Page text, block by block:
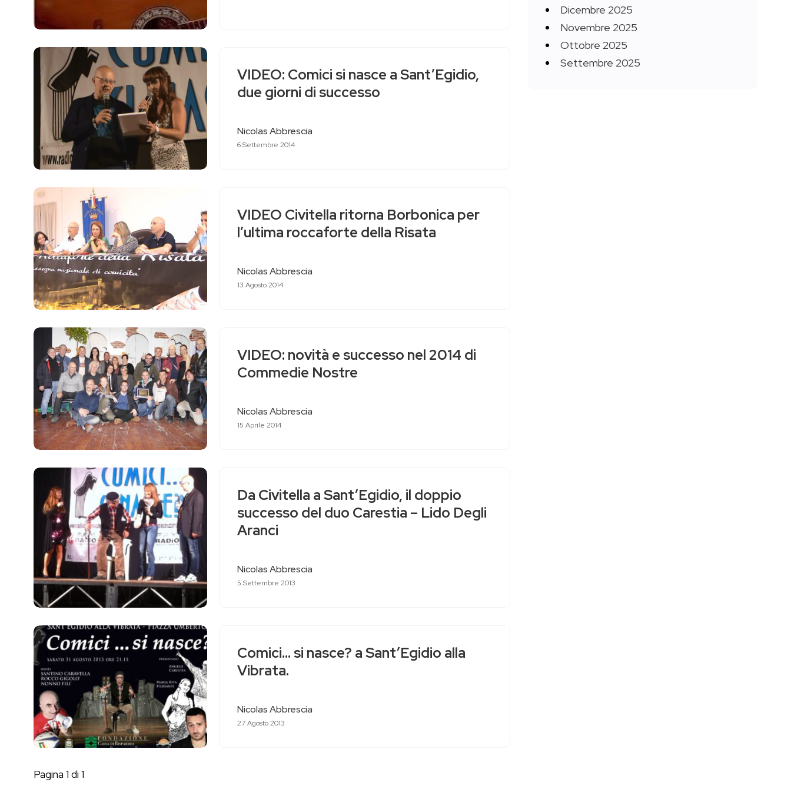
VIDEO: Comici si nasce a Sant’Egidio,
due giorni di successo
Nicolas Abbrescia
6 Settembre 2014
VIDEO Civitella ritorna Borbonica per
l’ultima roccaforte della Risata
Nicolas Abbrescia
13 Agosto 2014
VIDEO: novità e successo nel 2014 di
Commedie Nostre
Nicolas Abbrescia
15 Aprile 2014
Da Civitella a Sant’Egidio, il doppio
successo del duo Carestia – Lido Degli
Aranci
Nicolas Abbrescia
5 Settembre 2013
Comici… si nasce? a Sant’Egidio alla
Vibrata.
Nicolas Abbrescia
27 Agosto 2013
Pagina 1 di 1
Dicembre 2025
Novembre 2025
Ottobre 2025
Settembre 2025